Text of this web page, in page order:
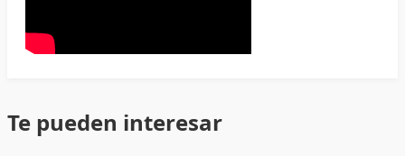
Te pueden interesar